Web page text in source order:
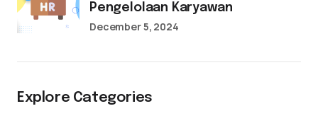
Pengelolaan Karyawan
December 5, 2024
Explore Categories